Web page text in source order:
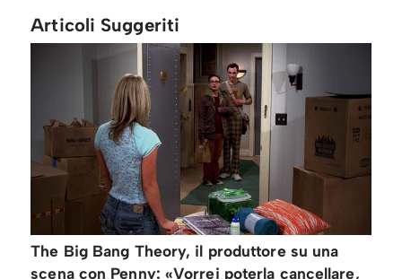
Articoli Suggeriti
The Big Bang Theory, il produttore su una
scena con Penny: «Vorrei poterla cancellare,